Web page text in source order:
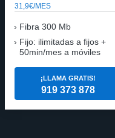
31,9€/MES
Fibra 300 Mb
Fijo: ilimitadas a fijos +
50min/mes a móviles
¡LLAMA GRATIS!
919 373 878